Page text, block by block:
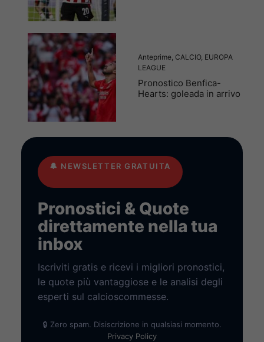
Anteprime, CALCIO, EUROPA
LEAGUE
Pronostico Benfica-
Hearts: goleada in arrivo
🔔 NEWSLETTER GRATUITA
Pronostici & Quote
direttamente nella tua
inbox
Iscriviti gratis e ricevi i migliori pronostici,
le quote più vantaggiose e le analisi degli
esperti sul calcioscommesse.
🔒 Zero spam. Disiscrizione in qualsiasi momento.
Privacy Policy